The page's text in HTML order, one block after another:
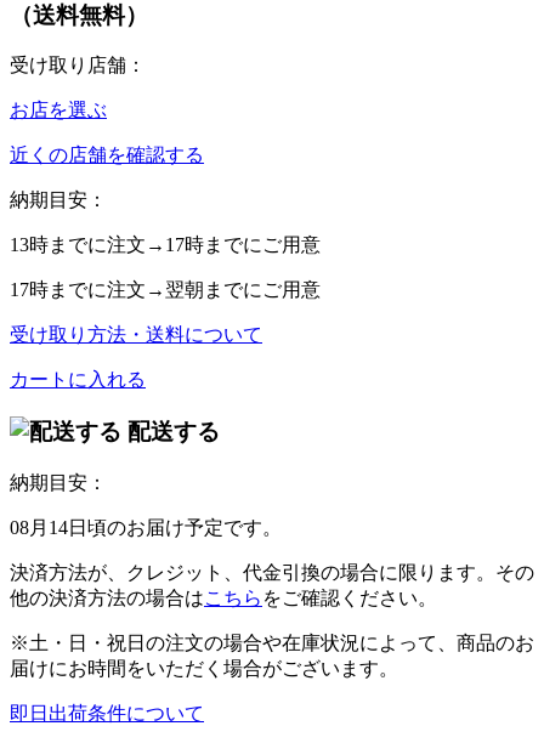
（送料無料）
受け取り店舗：
お店を選ぶ
近くの店舗を確認する
納期目安：
13時までに注文→ 17時までにご用意
17時までに注文→ 翌朝 までにご用意
受け取り方法・送料について
カートに入れる
配送する
納期目安：
08月14日頃のお届け予定です。
決済方法が、クレジット、代金引換の場合に限ります。その
他の決済方法の場合はこちら をご確認ください。
※土・日・祝日の注文の場合や在庫状況によって、商品のお
届けにお時間をいただく場合がございます。
即日出荷条件について